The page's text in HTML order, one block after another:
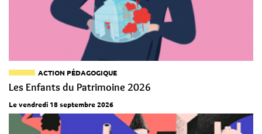
ACTION PÉDAGOGIQUE
Les Enfants du Patrimoine 2026
Le vendredi 18 septembre 2026